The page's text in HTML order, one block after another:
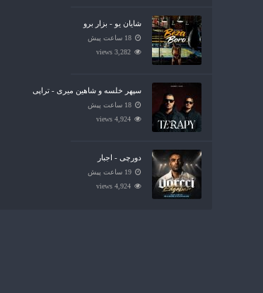
شایان یو - بزار برو
18 ساعت پیش
3,282 views
سپهر خلسه و شاهین میری - تراپی
18 ساعت پیش
4,924 views
دورچی - اجبار
19 ساعت پیش
4,924 views